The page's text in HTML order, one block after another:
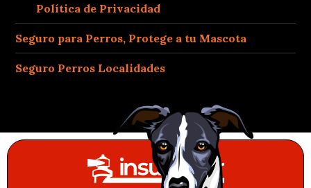
Política de Privacidad
Seguro para Perros, Protege a tu Mascota
Seguro Perros Localidades